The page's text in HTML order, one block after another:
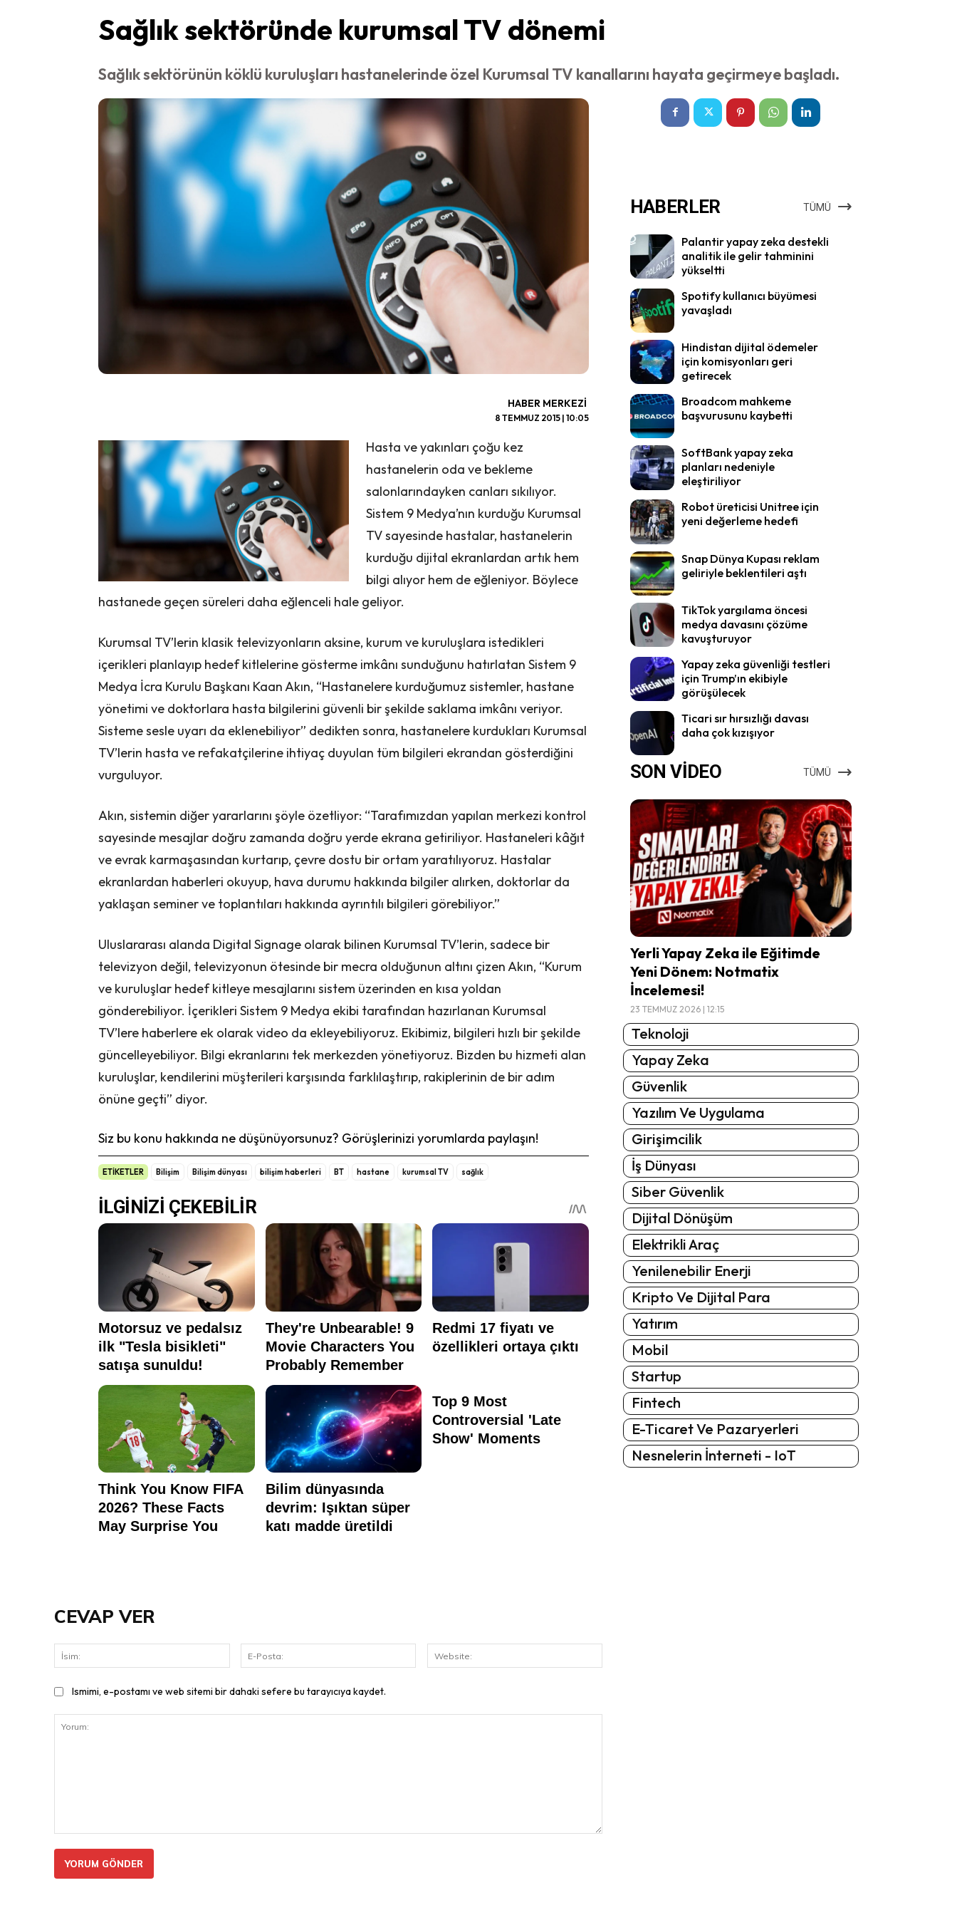
Sağlık sektöründe kurumsal TV dönemi
Sağlık sektörünün köklü kuruluşları hastanelerinde özel Kurumsal TV kanallarını hayata geçirmeye başladı.
HABER MERKEZI
8 TEMMUZ 2015 | 10:05
Hasta ve yakınları çoğu kez
hastanelerin oda ve bekleme
salonlarındayken canları sıkılıyor.
Sistem 9 Medya’nın kurduğu Kurumsal
TV sayesinde hastalar, hastanelerin
kurduğu dijital ekranlardan artık hem
bilgi alıyor hem de eğleniyor. Böylece
hastanede geçen süreleri daha eğlenceli hale geliyor.
Kurumsal TV’lerin klasik televizyonların aksine, kurum ve kuruluşlara istedikleri
içerikleri planlayıp hedef kitlelerine gösterme imkânı sunduğunu hatırlatan Sistem 9
Medya İcra Kurulu Başkanı Kaan Akın, “Hastanelere kurduğumuz sistemler, hastane
yönetimi ve doktorlara hasta bilgilerini güvenli bir şekilde saklama imkânı veriyor.
Sisteme sesle uyarı da eklenebiliyor” dedikten sonra, hastanelere kurdukları Kurumsal
TV’lerin hasta ve refakatçilerine ihtiyaç duyulan tüm bilgileri ekrandan gösterdiğini
vurguluyor.
Akın, sistemin diğer yararlarını şöyle özetliyor: “Tarafımızdan yapılan merkezi kontrol
sayesinde mesajlar doğru zamanda doğru yerde ekrana getiriliyor. Hastaneleri kâğıt
ve evrak karmaşasından kurtarıp, çevre dostu bir ortam yaratılıyoruz. Hastalar
ekranlardan haberleri okuyup, hava durumu hakkında bilgiler alırken, doktorlar da
yaklaşan seminer ve toplantıları hakkında ayrıntılı bilgileri görebiliyor.”
Uluslararası alanda Digital Signage olarak bilinen Kurumsal TV’lerin, sadece bir
televizyon değil, televizyonun ötesinde bir mecra olduğunun altını çizen Akın, “Kurum
ve kuruluşlar hedef kitleye mesajlarını sistem üzerinden en kısa yoldan
gönderebiliyor. İçerikleri Sistem 9 Medya ekibi tarafından hazırlanan Kurumsal
TV’lere haberlere ek olarak video da ekleyebiliyoruz. Ekibimiz, bilgileri hızlı bir şekilde
güncelleyebiliyor. Bilgi ekranlarını tek merkezden yönetiyoruz. Bizden bu hizmeti alan
kuruluşlar, kendilerini müşterileri karşısında farklılaştırıp, rakiplerinin de bir adım
önüne geçti” diyor.
Siz bu konu hakkında ne düşünüyorsunuz? Görüşlerinizi yorumlarda paylaşın!
ETİKETLER Bilişim Bilişim dünyası bilişim haberleri BT hastane kurumsal TV sağlık
HABERLER TÜMÜ
Palantir yapay zeka destekli
analitik ile gelir tahminini
yükseltti
Spotify kullanıcı büyümesi
yavaşladı
Hindistan dijital ödemeler
için komisyonları geri
getirecek
Broadcom mahkeme
başvurusunu kaybetti
SoftBank yapay zeka
planları nedeniyle
eleştiriliyor
Robot üreticisi Unitree için
yeni değerleme hedefi
Snap Dünya Kupası reklam
geliriyle beklentileri aştı
TikTok yargılama öncesi
medya davasını çözüme
kavuşturuyor
Yapay zeka güvenliği testleri
için Trump’ın ekibiyle
görüşülecek
Ticari sır hırsızlığı davası
daha çok kızışıyor
SON VİDEO TÜMÜ
Yerli Yapay Zeka ile Eğitimde
Yeni Dönem: Notmatix
İncelemesi!
23 TEMMUZ 2026 | 12:15
Teknoloji
Yapay Zeka
Güvenlik
Yazılım Ve Uygulama
Girişimcilik
İş Dünyası
Siber Güvenlik
Dijital Dönüşüm
Elektrikli Araç
Yenilenebilir Enerji
Kripto Ve Dijital Para
Yatırım
Mobil
Startup
Fintech
E-Ticaret Ve Pazaryerleri
Nesnelerin İnterneti - IoT
CEVAP VER
Posta:
Ismimi, e-postamı ve web sitemi bir dahaki sefere bu tarayıcıya kaydet.